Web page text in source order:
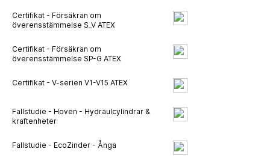
Certifikat - Försäkran om
överensstämmelse S_V ATEX
Certifikat - Försäkran om
överensstämmelse SP-G ATEX
Certifikat - V-serien V1-V15 ATEX
Fallstudie - Hoven - Hydraulcylindrar &
kraftenheter
Fallstudie - EcoZinder - Ånga